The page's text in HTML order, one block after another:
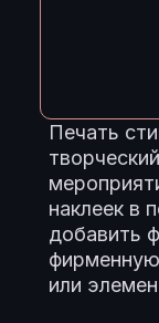
Печать
наклеек в
добавить
фирменную
или